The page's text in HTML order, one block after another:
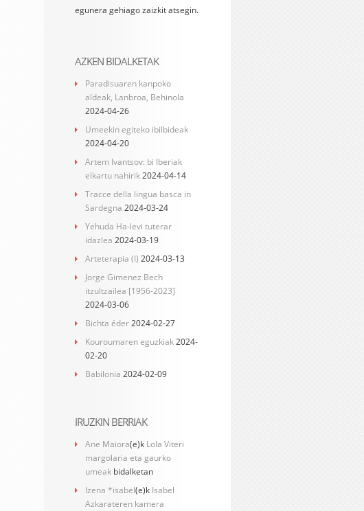
egunera gehiago zaizkit atsegin.
AZKEN BIDALKETAK
Paradisuaren kanpoko
aldeak, Lanbroa, Behinola
2024-04-26
Umeekin egiteko ibilbideak
2024-04-20
Artem Ivantsov: bi Iberiak
elkartu nahirik2024-04-14
Tracce della lingua basca in
Sardegna 2024-03-24
Yehuda Ha-levi tuterar
idazlea 2024-03-19
Arteterapia (I) 2024-03-13
Jorge Gimenez Bech
itzultzailea [1956-2023]
2024-03-06
Bichta éder2024-02-27
Kouroumaren eguzkiak2024-
02-20
Babilonia 2024-02-09
IRUZKIN BERRIAK
Ane Maiora(e)k Lola Viteri
margolaria eta gaurko
umeak bidalketan
Izena *isabel(e)k Isabel
Azkarateren kamera